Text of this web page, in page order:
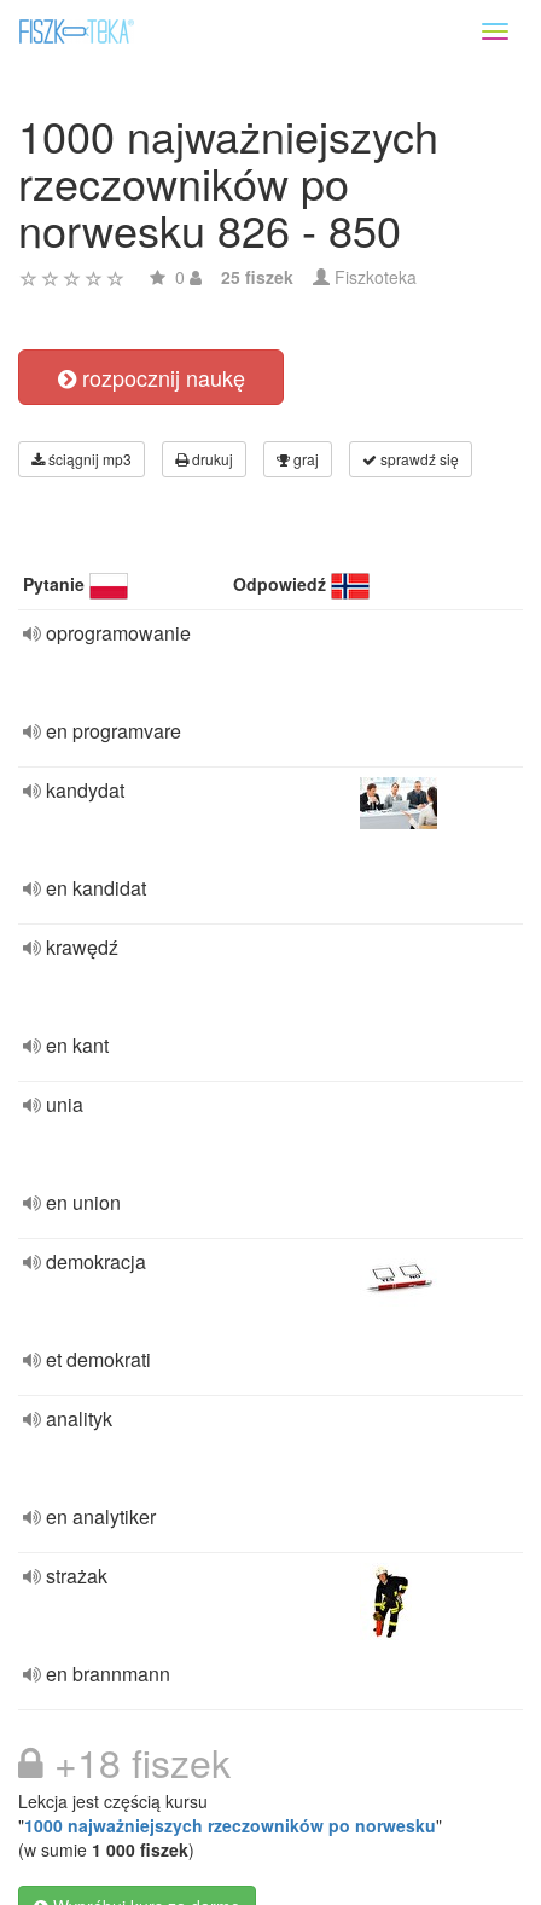
1000 najważniejszych
rzeczowników po
norwesku 826 - 850
0 25 fiszek Fiszkoteka
rozpocznij naukę
ściągnij mp3 drukuj graj sprawdź się
Pytanie Odpowiedź
oprogramowanie
en programvare
kandydat
en kandidat
krawędź
en kant
unia
en union
demokracja
et demokrati
analityk
en analytiker
strażak
en brannmann
+18 fiszek
Lekcja jest częścią kursu
"1000 najważniejszych rzeczowników po norwesku"
(w sumie 1 000 fiszek)